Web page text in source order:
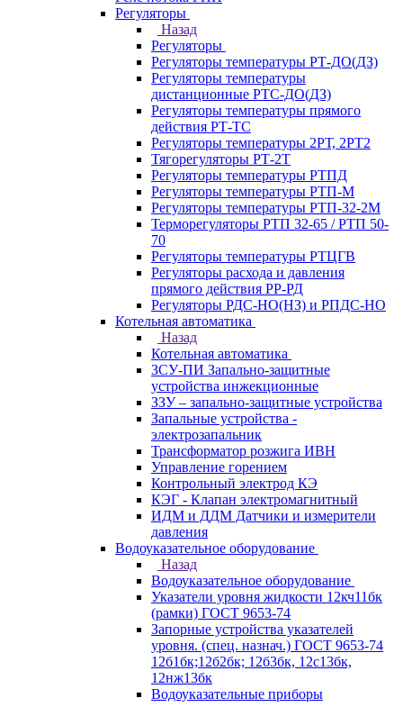
Регуляторы
Назад
Регуляторы
Регуляторы температуры РТ-ДО(ДЗ)
Регуляторы температуры
дистанционные РТС-ДО(ДЗ)
Регуляторы температуры прямого
действия РТ-ТС
Регуляторы температуры 2РТ, 2РT2
Тягорегуляторы РТ-2Т
Регуляторы температуры РТПД
Регуляторы температуры РТП-M
Регуляторы температуры РТП-32-2М
Терморегуляторы РТП 32-65 / РТП 50-
70
Регуляторы температуры РТЦГВ
Регуляторы расхода и давления
прямого действия РР-РД
Регуляторы РДС-НО(НЗ) и РПДС-НО
Котельная автоматика
Назад
Котельная автоматика
ЗСУ-ПИ Запально-защитные
устройства инжекционные
ЗЗУ – запально-защитные устройства
Запальные устройства -
электрозапальник
Трансформатор розжига ИВН
Управление горением
Контрольный электрод КЭ
КЭГ - Клапан электромагнитный
ИДМ и ДДМ Датчики и измерители
давления
Водоуказательное оборудование
Назад
Водоуказательное оборудование
Указатели уровня жидкости 12кч11бк
(рамки) ГОСТ 9653-74
Запорные устройства указателей
уровня. (спец. назнач.) ГОСТ 9653-74
12б1бк;12б2бк; 12б3бк, 12с13бк,
12нж13бк
Водоуказательные приборы